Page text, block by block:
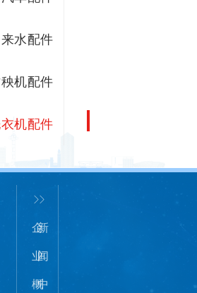
水配件
机配件
机配件
企
业
概
新
闻
中